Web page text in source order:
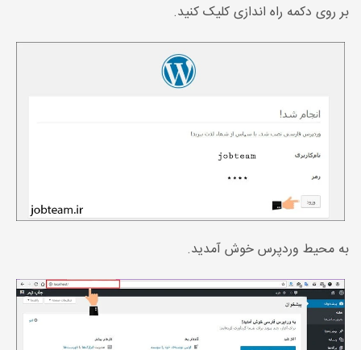
بر روی دکمه راه اندازی کلیک کنید.
به محیط وردپرس خوش آمدید.